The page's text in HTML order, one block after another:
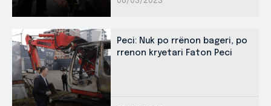
Peci: Nuk po rrënon bageri, po
rrenon kryetari Faton Peci